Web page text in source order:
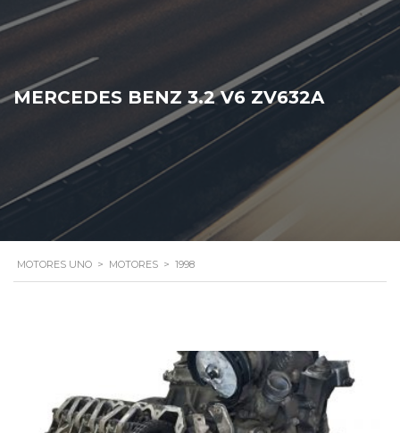
MERCEDES BENZ 3.2 V6 ZV632A
MOTORES UNO > MOTORES > 1998